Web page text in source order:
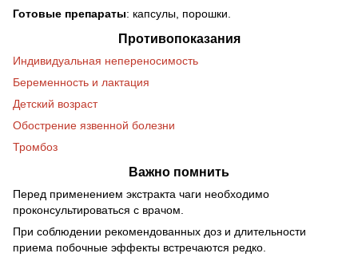
Готовые препараты: капсулы, порошки.
Противопоказания
Индивидуальная непереносимость
Беременность и лактация
Детский возраст
Обострение язвенной болезни
Тромбоз
Важно помнить
Перед применением экстракта чаги необходимо
проконсультироваться с врачом.
При соблюдении рекомендованных доз и длительности
приема побочные эффекты встречаются редко.